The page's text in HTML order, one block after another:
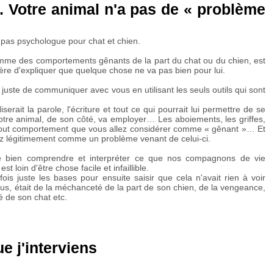
Votre animal n'a pas de « problème
psychologue pour chat et chien.
des comportements gênants de la part du chat ou du chien, est
d'expliquer que quelque chose ne va pas bien pour lui.
de communiquer avec vous en utilisant les seuls outils qui sont
la parole, l'écriture et tout ce qui pourrait lui permettre de se
animal, de son côté, va employer… Les aboiements, les griffes,
comportement que vous allez considérer comme « gênant »… Et
légitimement comme un problème venant de celui-ci.
comprendre et interpréter ce que nos compagnons de vie
loin d'être chose facile et infaillible.
juste les bases pour ensuite saisir que cela n'avait rien à voir
était de la méchanceté de la part de son chien, de la vengeance,
de son chat etc.
j'interviens